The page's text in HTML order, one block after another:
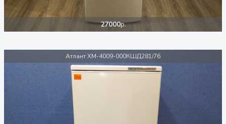
27000р.
Атлант ХМ-4009-000КШД281/76